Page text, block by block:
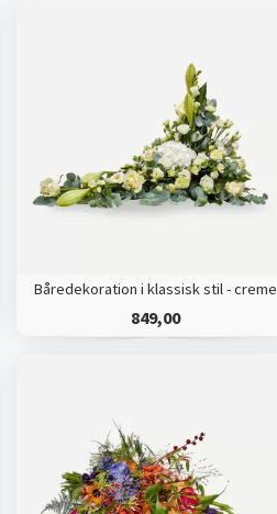
Båredekoration i klassisk stil - creme
849,00